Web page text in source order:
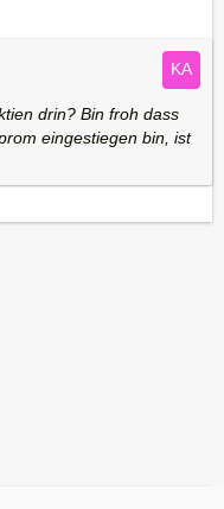
drin? Bin froh dass
eingestiegen bin, ist